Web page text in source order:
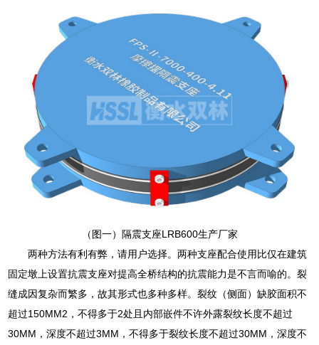
（图一）隔震支座LRB600生产厂家
两种方法有利有弊，请用户选择。两种支座配合使用比仅在建筑
固定墩上设置抗震支座对提高全桥结构的抗震能力是不言而喻的。裂
缝成因复杂而繁多，故其形式也多种多样。裂纹（侧面）缺胶面积不
超过150MM2，不得多于2处且内部嵌件不许外露裂纹长度不超过
30MM，深度不超过3MM，不得多于裂纹长度不超过30MM，深度不